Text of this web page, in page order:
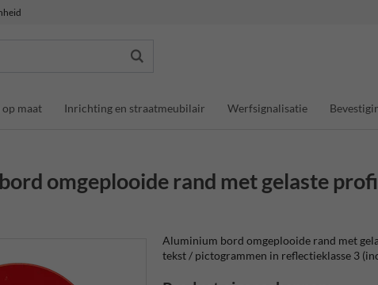
maat Inrichting en straatmeubilair Werfsignalisatie
omgeplooide rand met gelaste
Aluminium bord omgeplooide rand met
tekst / pictogrammen in reflectieklasse 3